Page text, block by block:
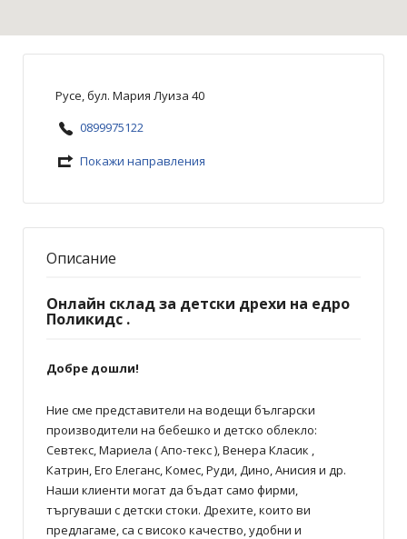
Русе, бул. Мария Луиза 40
0899975122
Покажи направления
Описание
Онлайн склад за детски дрехи на едро
Поликидс .
Добре дошли!
Ние сме представители на водещи български
производители на бебешко и детско облекло:
Севтекс, Мариела ( Апо-текс ), Венера Класик ,
Катрин, Его Елеганс, Комес, Руди, Дино, Анисия и др.
Наши клиенти могат да бъдат само фирми,
търгуваши с детски стоки. Дрехите, които ви
предлагаме, са с високо качество, удобни и